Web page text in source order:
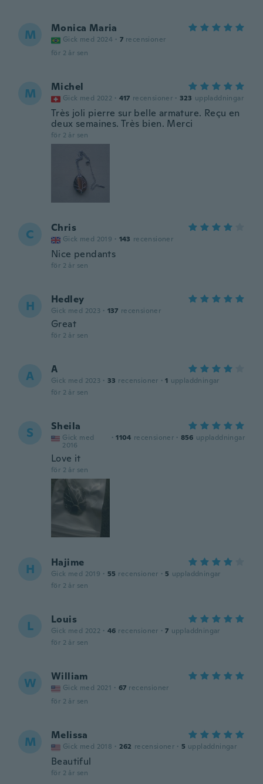
M Monica Maria
Gick med 2024 · 7 recensioner
för 2 år sen
M Michel
Gick med 2022 · 417 recensioner · 323 uppladdningar
Très joli pierre sur belle armature. Reçu en
deux semaines. Très bien. Merci
för 2 år sen
C Chris
Gick med 2019 · 143 recensioner
Nice pendants
för 2 år sen
H Hedley
Gick med 2023 · 137 recensioner
Great
för 2 år sen
A A
Gick med 2023 · 33 recensioner · 1 uppladdningar
för 2 år sen
S Sheila
Gick med
2016
· 1104 recensioner · 856 uppladdningar
Love it
för 2 år sen
H Hajime
Gick med 2019 · 55 recensioner · 5 uppladdningar
för 2 år sen
L Louis
Gick med 2022 · 46 recensioner · 7 uppladdningar
för 2 år sen
W William
Gick med 2021 · 67 recensioner
för 2 år sen
M Melissa
Gick med 2018 · 262 recensioner · 5 uppladdningar
Beautiful
för 2 år sen